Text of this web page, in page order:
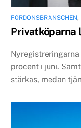
FORDONSBRANSCHEN,
Privatköparna
Nyregistreringarna
procent i juni.
stärkas, medan